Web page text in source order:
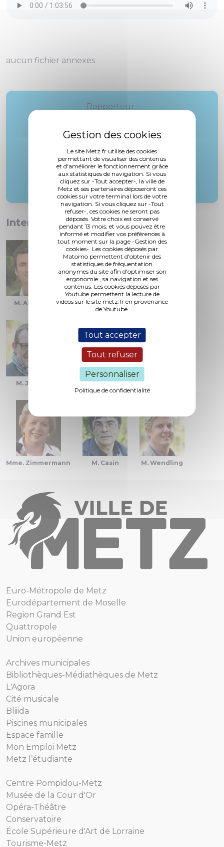
Le site Metz.fr utilise des cookies
permettant de visualiser des contenus
et d'améliorer le fonctionnement grâce
aux statistiques de navigation. Si vous
cliquez sur -Tout accepter-, la ville de
Metz et ses partenaires déposeront ces
cookies sur votre terminal lors de votre
navigation. Si vous cliquez sur -Tout
refuser-, ces cookies ne seront pas
déposés. Votre choix est conservé
pendant 13 mois, et vous pouvez être
informé et modifier vos préférences à
tout moment sur la page -Gestion des
cookies-. Les cookies déposés par
Matomo permettent d'obtenir des
statistiques de fréquentation
anonymes du site afin d'optimiser son
ergonomie , sa navigation et ses
contenus. Les cookies déposés par
Youtube permettent la lecture de
vidéos sur le site metz.fr en provenance
de Youtube.
Tout accepter
Tout refuser
Personnaliser
Politique de confidentialité
aucun fichier annexes
Rapporteur :
Interventions :
M. Aldrin M. Gandar M. Gros
M. Jean M. Lebeau M. Thil
Mme. Zimmermann M. Casin M. Wendling
Euro-Métropole de Metz
Eurodépartement de Moselle
Region Grand Est
Quattropole
Union européenne
Archives municipales
Bibliothèques-Médiathèques de Metz
L'Agora
Cité musicale
Bliiida
Piscines municipales
Espace famille
Mon Emploi Metz
Metz l’étudiante
Centre Pompidou-Metz
Musée de la Cour d'Or
Opéra-Théâtre
Conservatoire
École Supérieure d'Art de Lorraine
Tourisme-Metz